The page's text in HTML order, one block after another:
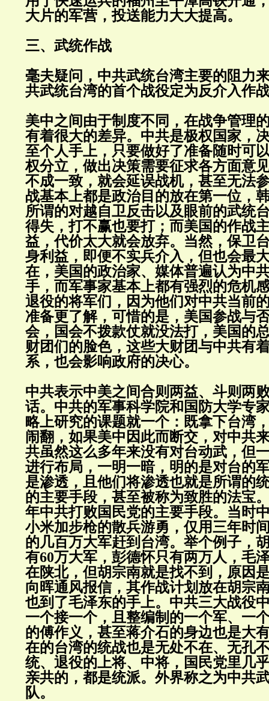
大片的军营，投送能力大大提高。
三、武统作战
毫夫疑问，中共武统台湾主要的阻力
共武统台湾的首个战役定为反介入作
美中之间由于制度不同，在战争管理
有着很大的差异。中共是极权国家，
至个人手上，只要做好了准备随时可
权分立，做出决策需要征求各方面意
不成一致，就会延误战机，甚至无法
战基本上都是政治目的放在第一位，
所谓的对越自卫反击以及眼前的武统
得失，打不赢也要打；而美国的作战
益，代价太大就会放弃。当然，保卫
身利益，即便不实兵介入，但也会最
在，美国的政治家、媒体普遍认为中
手，而军事家基本上都有强烈的危机
退役的将军们，因为他们对中共当前
准备更了解，可惜的是，美国参战与
会，国会不拨款仗就没法打，美国的
财团们的脸色，这些大财团与中共有
系，也会影响政府的决心。
中共表示中美之间合则两益、斗则两
话。中共的军事科学院和国防大学专
略上研究的课题就一个：既拿下台湾
闹翻，如果美中因此而断交，对中共
共虽然这么多年来没有对台动武，但
进行布局，一明一暗，明的是对台的
是渗透，且他们将渗透也就是所谓的
的主要手段，甚至被称为致胜的法宝
年中共打败国民党的主要手段。当时
小米加步枪的散兵游勇，仅用三年时
的几百万大军赶到台湾。举个例子，
有60万大军，彭德怀只有两万人，毛
在陕北，但胡宗南就是找不到，原因
向晖通风报信，其作战计划放在胡宗
也到了毛泽东的手上。中共三大战役
一个接一个，且整编制的一个军、一
的傅作义，甚至蒋介石的身边也是大
在的台湾的统战也是无处不在、无孔
统、退役的上将、中将，国民党里几
亲共的，都是统派。外界称之为中共
队。